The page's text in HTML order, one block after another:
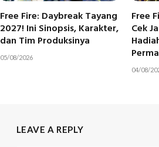
Free Fire: Daybreak Tayang
2027! Ini Sinopsis, Karakter,
dan Tim Produksinya
05/08/2026
Free
Cek
04/08/
LEAVE A REPLY